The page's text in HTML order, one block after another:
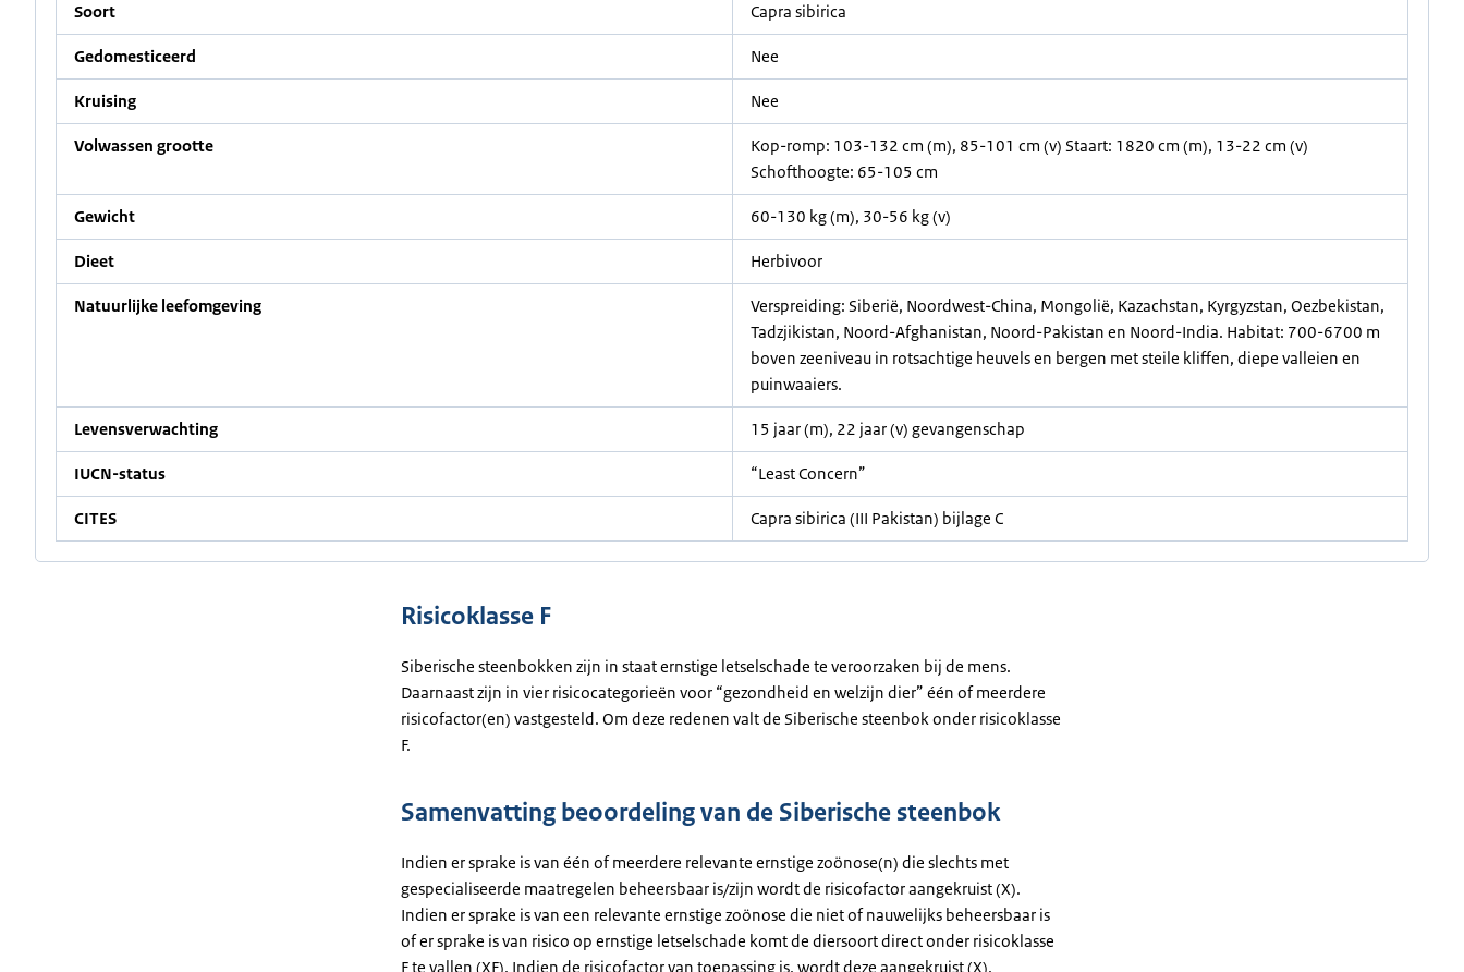
Soort Capra sibirica
Gedomesticeerd Nee
Kruising Nee
Volwassen grootte
Kop-romp: 103-132 cm (m), 85-101 cm (v) Staart: 1820 cm (m), 13-22 cm (v)
Schofthoogte: 65-105 cm
Gewicht 60-130 kg (m), 30-56 kg (v)
Dieet Herbivoor
Natuurlijke leefomgeving
Verspreiding: Siberië, Noordwest-China, Mongolië, Kazachstan, Kyrgyzstan, Oezbekistan,
Tadzjikistan, Noord-Afghanistan, Noord-Pakistan en Noord-India. Habitat: 700-6700 m
boven zeeniveau in rotsachtige heuvels en bergen met steile kliffen, diepe valleien en
puinwaaiers.
Levensverwachting 15 jaar (m), 22 jaar (v) gevangenschap
IUCN-status “Least Concern”
CITES Capra sibirica (III Pakistan) bijlage C
Risicoklasse F
Siberische steenbokken zijn in staat ernstige letselschade te veroorzaken bij de mens.
Daarnaast zijn in vier risicocategorieën voor “gezondheid en welzijn dier” één of meerdere
risicofactor(en) vastgesteld. Om deze redenen valt de Siberische steenbok onder risicoklasse
F.
Samenvatting beoordeling van de Siberische steenbok
Indien er sprake is van één of meerdere relevante ernstige zoönose(n) die slechts met
gespecialiseerde maatregelen beheersbaar is/zijn wordt de risicofactor aangekruist (X).
Indien er sprake is van een relevante ernstige zoönose die niet of nauwelijks beheersbaar is
of er sprake is van risico op ernstige letselschade komt de diersoort direct onder risicoklasse
F te vallen (XF). Indien de risicofactor van toepassing is, wordt deze aangekruist (X).